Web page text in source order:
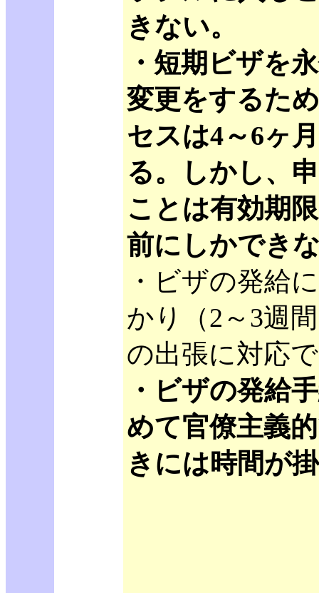
きない。
・短期ビザを
変更をするた
セスは4～6ヶ
る。しかし、
ことは有効期
前にしかでき
・ビザの発給
かり（2～3週
の出張に対応
・ビザの発給
めて官僚主義
きには時間が